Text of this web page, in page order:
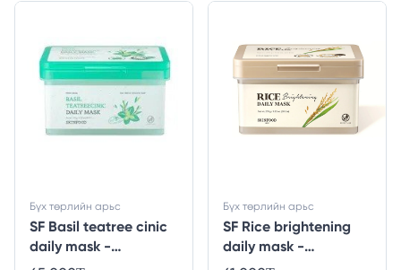
SF Basil teatree cinic
daily mask -
30ширхэг
Бүх төрлийн арьс
SF Rice brightening
daily mask -
30ширхэг
Бүх төрлийн арьс